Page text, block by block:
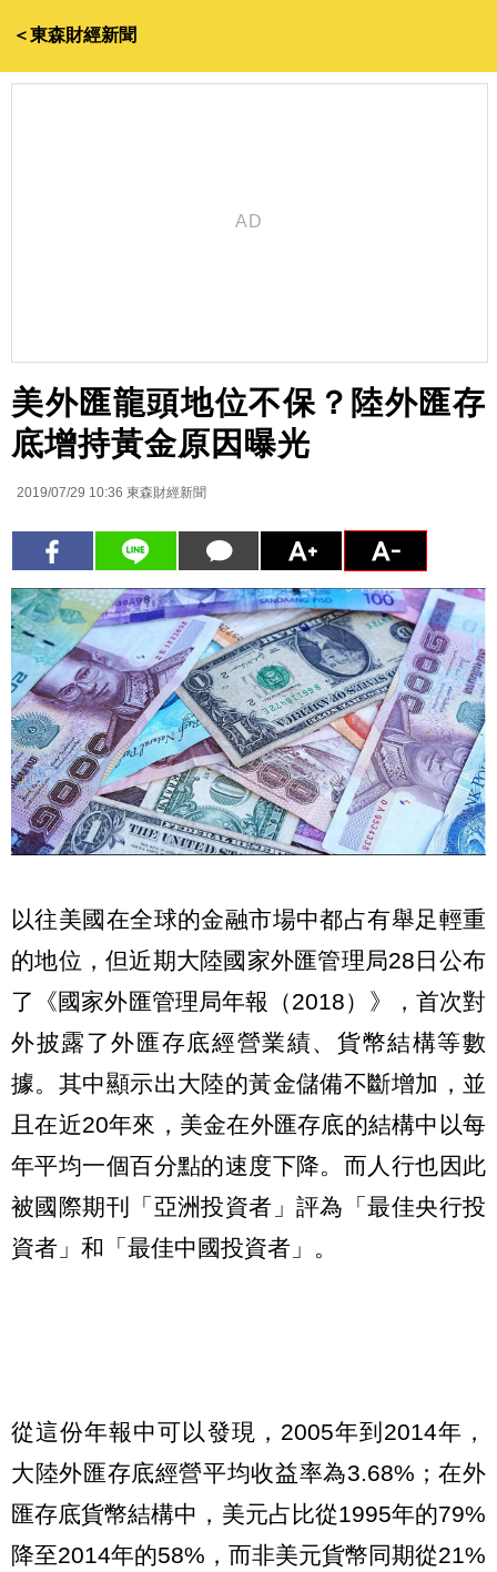
＜東森財經新聞
美外匯龍頭地位不保？陸外匯存
底增持黃金原因曝光
2019/07/29 10:36 東森財經新聞
以往美國在全球的金融市場中都占有舉足輕重
的地位，但近期大陸國家外匯管理局28日公布
了《國家外匯管理局年報（2018）》，首次對
外披露了外匯存底經營業績、貨幣結構等數
據。其中顯示出大陸的黃金儲備不斷增加，並
且在近20年來，美金在外匯存底的結構中以每
年平均一個百分點的速度下降。而人行也因此
被國際期刊「亞洲投資者」評為「最佳央行投
資者」和「最佳中國投資者」。
從這份年報中可以發現，2005年到2014年，
大陸外匯存底經營平均收益率為3.68%；在外
匯存底貨幣結構中，美元占比從1995年的79%
降至2014年的58%，而非美元貨幣同期從21%